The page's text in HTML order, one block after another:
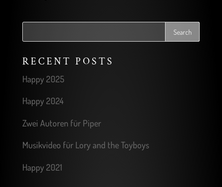
RECENT POSTS
Happy 2025
Happy 2024
Zwei Autoren für Piper
Musikvideo für Lory and the Toyboys
Happy 2021